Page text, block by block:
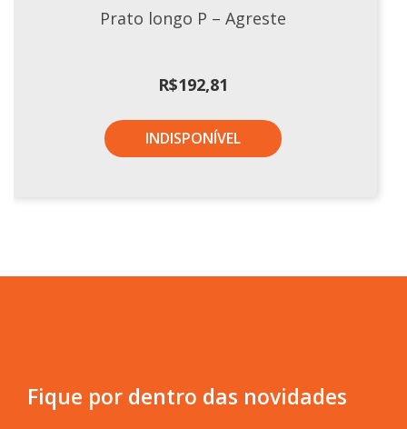
Prato longo P – Agreste
R$192,81
INDISPONÍVEL
Fique por dentro das novidades